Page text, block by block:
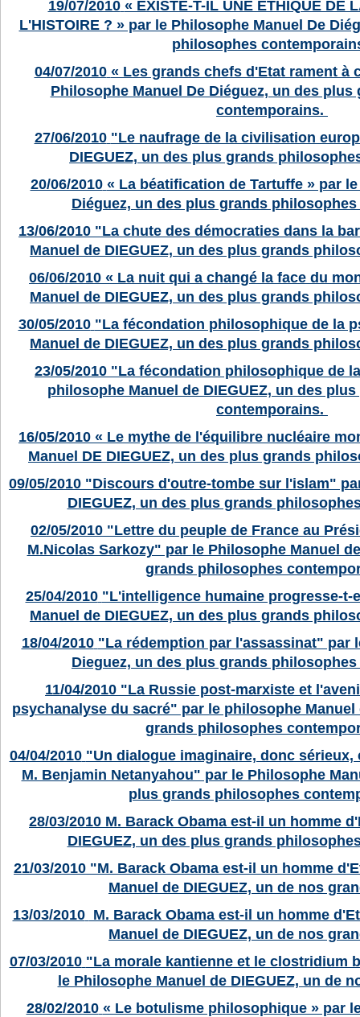
19/07/2010 « EXISTE-T-IL UNE ETHIQUE DE
L'HISTOIRE ? » par le Philosophe Manuel De
philosophes
04/07/2010 « Les grands chefs d'Etat rament à
Philosophe Manuel De Diéguez, un des
contemporains.
27/06/2010 "Le naufrage de la civilisation
DIEGUEZ, un des plus grands
20/06/2010 « La béatification de Tartuffe » par
Diéguez, un des plus grands
13/06/2010 "La chute des démocraties dans la
Manuel de DIEGUEZ, un des plus grands
06/06/2010 « La nuit qui a changé la face du
Manuel de DIEGUEZ, un des plus grands
30/05/2010 "La fécondation philosophique de la
Manuel de DIEGUEZ, un des plus grands
23/05/2010 "La fécondation philosophique de
philosophe Manuel de DIEGUEZ, un des
contemporains.
16/05/2010 « Le mythe de l'équilibre nucléaire
Manuel DE DIEGUEZ, un des plus grands
09/05/2010 "Discours d'outre-tombe sur l'islam"
DIEGUEZ, un des plus grands
02/05/2010 "Lettre du peuple de France au
M.Nicolas Sarkozy" par le Philosophe Manuel
grands philosophes
25/04/2010 "L'intelligence humaine progresse-t-
Manuel de DIEGUEZ, un des plus grands
18/04/2010 "La rédemption par l'assassinat" par
Dieguez, un des plus grands
11/04/2010 "La Russie post-marxiste et
psychanalyse du sacré" par le philosophe Manuel
grands philosophes
04/04/2010 "Un dialogue imaginaire, donc sérieux,
M. Benjamin Netanyahou" par le Philosophe
plus grands philosophes
28/03/2010 M. Barack Obama est-il un homme
DIEGUEZ, un des plus grands
21/03/2010 "M. Barack Obama est-il un homme
Manuel de DIEGUEZ, un de nos
13/03/2010 M. Barack Obama est-il un homme
Manuel de DIEGUEZ, un de nos
07/03/2010 "La morale kantienne et le clostridium
le Philosophe Manuel de DIEGUEZ, un de
28/02/2010 « Le botulisme philosophique » par